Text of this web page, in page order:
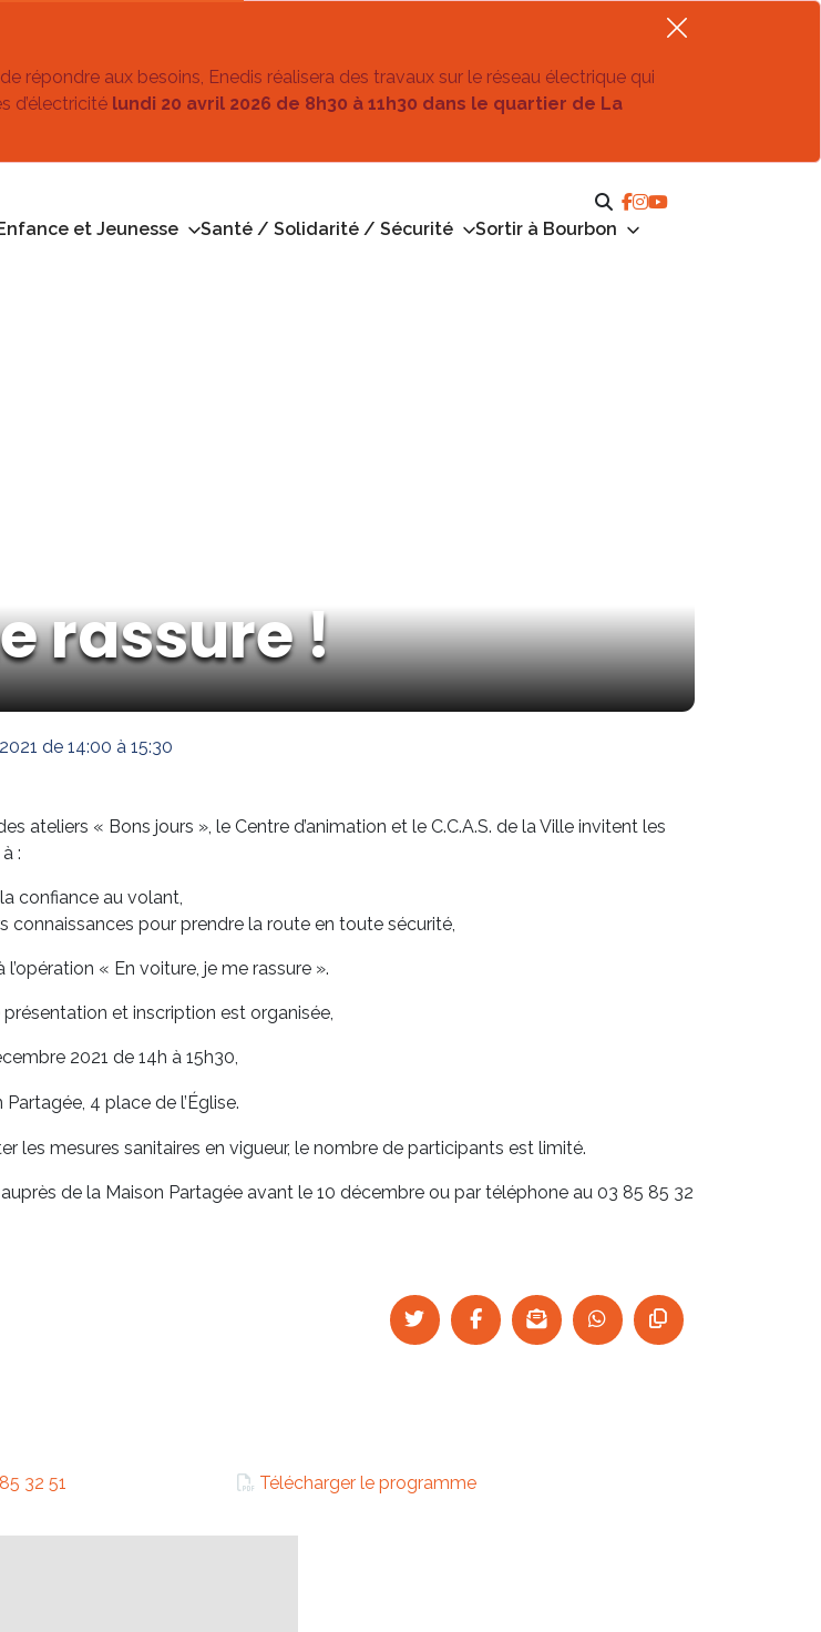
répondre aux besoins, Enedis réalisera des travaux sur le réseau électrique qui
d’électricité lundi 20 avril 2026 de 8h30 à 11h30 dans le quartier de La
et Jeunesse Santé / Solidarité / Sécurité
Sortir à Bourbon
rassure !
de 14:00 à 15:30
ateliers « Bons jours », le Centre d’animation et le C.C.A.S. de la Ville invitent les
:
confiance au volant,
connaissances pour prendre la route en toute sécurité,
« En voiture, je me rassure ».
présentation et inscription est organisée,
2021 de 14h à 15h30,
Partagée, 4 place de l’Église.
les mesures sanitaires en vigueur, le nombre de participants est limité.
de la Maison Partagée avant le 10 décembre ou par téléphone au 03 85 85 32
32 51 Télécharger le programme